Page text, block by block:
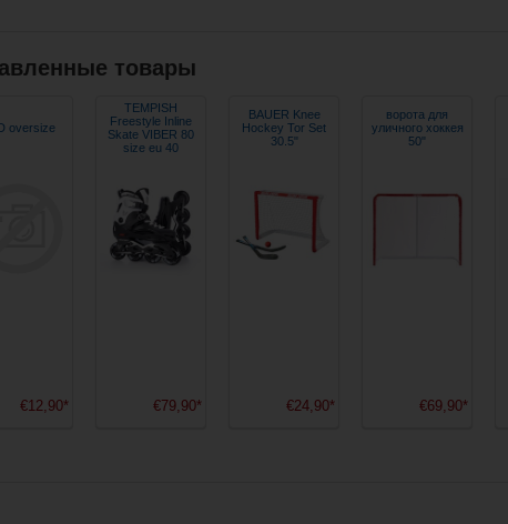
товары
oversize
€12,90*
TEMPISH
Freestyle Inline
Skate VIBER 80
size eu 40
€79,90*
BAUER Knee
Hockey Tor Set
30.5"
€24,90*
ворота для
уличного хоккея
50"
€69,90*